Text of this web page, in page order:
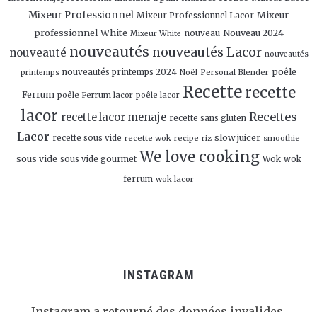
Mixeur Professionnel Mixeur Professionnel Lacor Mixeur
professionnel White Mixeur White nouveau Nouveau 2024
nouveauté nouveautés nouveautés Lacor nouveautés
printemps nouveautés printemps 2024 Noël Personal Blender poêle
Ferrum poêle Ferrum lacor poêle lacor Recette recette
lacor recette lacor menaje recette sans gluten Recettes
Lacor recette sous vide recette wok recipe riz slow juicer smoothie
sous vide sous vide gourmet We love cooking Wok wok
ferrum wok lacor
INSTAGRAM